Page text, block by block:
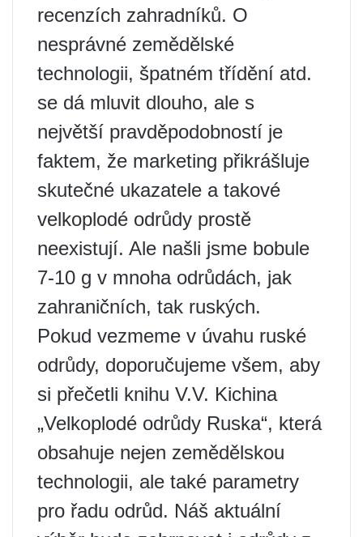
recenzích zahradníků. O
nesprávné zemědělské
technologii, špatném třídění atd.
se dá mluvit dlouho, ale s
největší pravděpodobností je
faktem, že marketing přikrášluje
skutečné ukazatele a takové
velkoplodé odrůdy prostě
neexistují. Ale našli jsme bobule
7-10 g v mnoha odrůdách, jak
zahraničních, tak ruských.
Pokud vezmeme v úvahu ruské
odrůdy, doporučujeme všem, aby
si přečetli knihu V.V. Kichina
„Velkoplodé odrůdy Ruska“, která
obsahuje nejen zemědělskou
technologii, ale také parametry
pro řadu odrůd. Náš aktuální